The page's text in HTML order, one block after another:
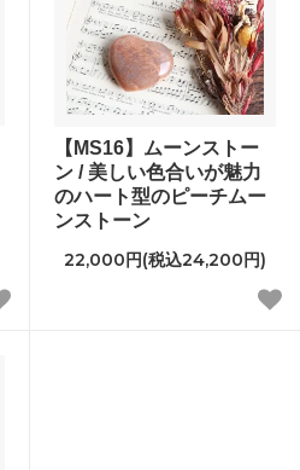
【MS16】ムーンストー
ン / 美しい色合いが魅力
のハート型のピーチムー
ンストーン
22,000円(税込24,200円)